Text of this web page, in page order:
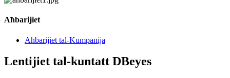
Aħbarijiet
Aħbarijiet tal-Kumpanija
Lentijiet tal-kuntatt DBeyes